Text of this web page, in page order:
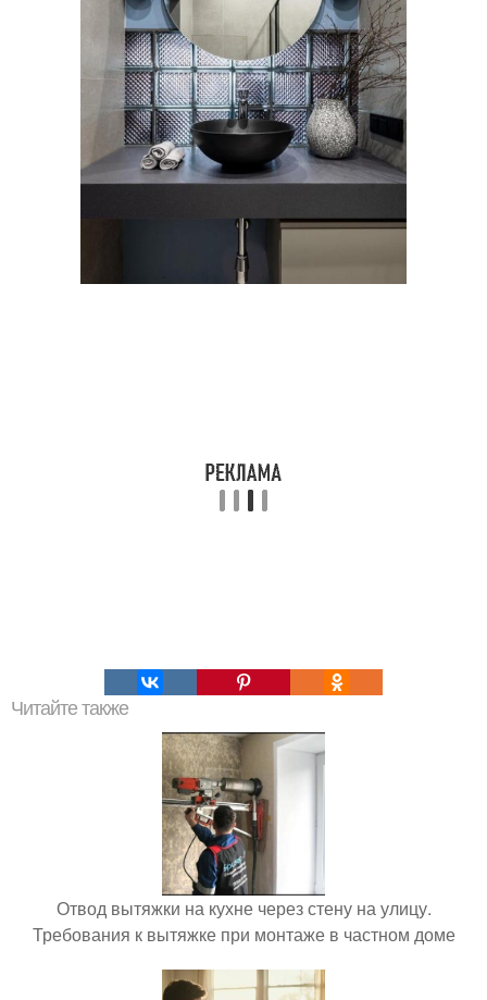
Читайте также
Отвод вытяжки на кухне через стену на улицу.
Требования к вытяжке при монтаже в частном доме